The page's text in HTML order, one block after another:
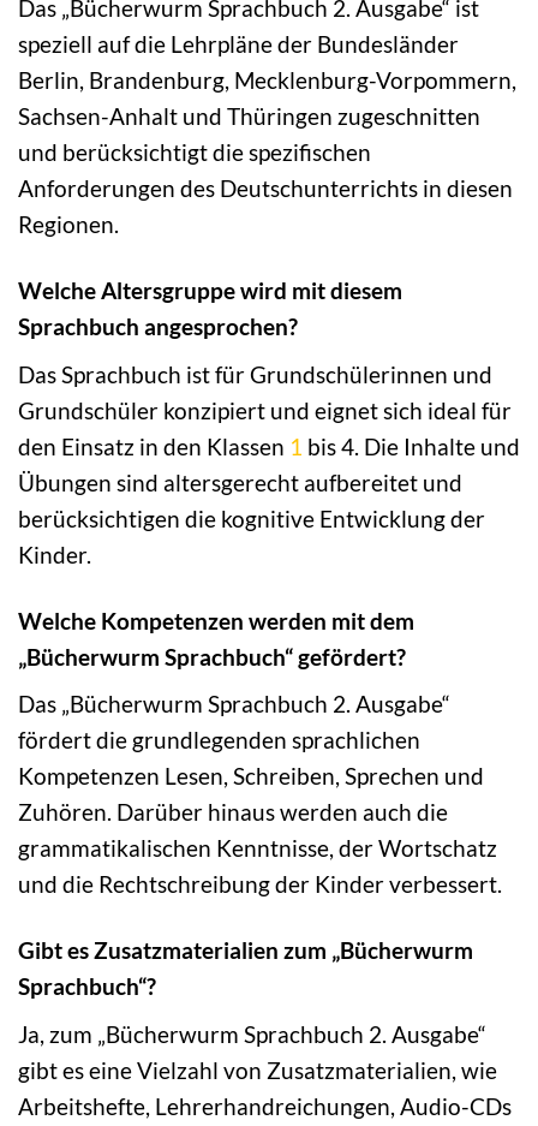
Das „Bücherwurm Sprachbuch 2. Ausgabe“ ist
speziell auf die Lehrpläne der Bundesländer
Berlin, Brandenburg, Mecklenburg-Vorpommern,
Sachsen-Anhalt und Thüringen zugeschnitten
und berücksichtigt die spezifischen
Anforderungen des Deutschunterrichts in diesen
Regionen.
Welche Altersgruppe wird mit diesem
Sprachbuch angesprochen?
Das Sprachbuch ist für Grundschülerinnen und
Grundschüler konzipiert und eignet sich ideal für
den Einsatz in den Klassen 1 bis 4. Die Inhalte und
Übungen sind altersgerecht aufbereitet und
berücksichtigen die kognitive Entwicklung der
Kinder.
Welche Kompetenzen werden mit dem
„Bücherwurm Sprachbuch“ gefördert?
Das „Bücherwurm Sprachbuch 2. Ausgabe“
fördert die grundlegenden sprachlichen
Kompetenzen Lesen, Schreiben, Sprechen und
Zuhören. Darüber hinaus werden auch die
grammatikalischen Kenntnisse, der Wortschatz
und die Rechtschreibung der Kinder verbessert.
Gibt es Zusatzmaterialien zum „Bücherwurm
Sprachbuch“?
Ja, zum „Bücherwurm Sprachbuch 2. Ausgabe“
gibt es eine Vielzahl von Zusatzmaterialien, wie
Arbeitshefte, Lehrerhandreichungen, Audio-CDs